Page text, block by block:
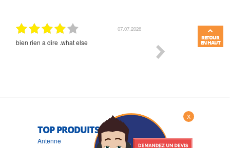
01.07.2026
Commande et délais parfait Très bon suivi et très
TOP PRODUITS
Antenne
X
RETOUR
EN HAUT